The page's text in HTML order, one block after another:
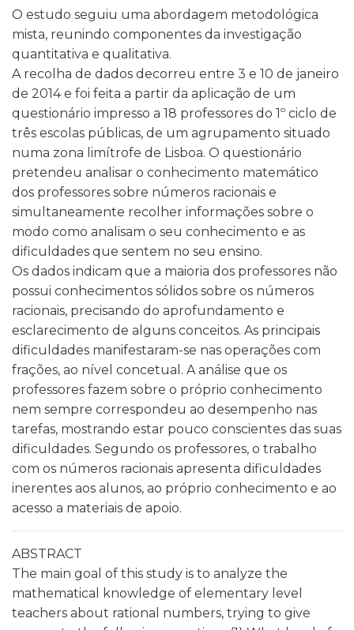
O estudo seguiu uma abordagem metodológica
mista, reunindo componentes da investigação
quantitativa e qualitativa.
A recolha de dados decorreu entre 3 e 10 de janeiro
de 2014 e foi feita a partir da aplicação de um
questionário impresso a 18 professores do 1º ciclo de
três escolas públicas, de um agrupamento situado
numa zona limítrofe de Lisboa. O questionário
pretendeu analisar o conhecimento matemático
dos professores sobre números racionais e
simultaneamente recolher informações sobre o
modo como analisam o seu conhecimento e as
dificuldades que sentem no seu ensino.
Os dados indicam que a maioria dos professores não
possui conhecimentos sólidos sobre os números
racionais, precisando do aprofundamento e
esclarecimento de alguns conceitos. As principais
dificuldades manifestaram-se nas operações com
frações, ao nível concetual. A análise que os
professores fazem sobre o próprio conhecimento
nem sempre correspondeu ao desempenho nas
tarefas, mostrando estar pouco conscientes das suas
dificuldades. Segundo os professores, o trabalho
com os números racionais apresenta dificuldades
inerentes aos alunos, ao próprio conhecimento e ao
acesso a materiais de apoio.
ABSTRACT
The main goal of this study is to analyze the
mathematical knowledge of elementary level
teachers about rational numbers, trying to give